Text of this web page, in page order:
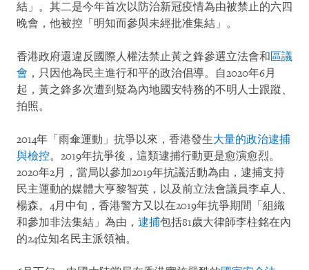
結」。其二是今年首次以防治新冠疫情為由被禁止的六四
晚會，他被控「明知而參與未經批准集結」。
香港政府還違反國際人權法禁止黃之鋒參選立法會和區議
會 ，只因他為民主進行和平的政治倡導。自2020年6月
起，黃之鋒多次遭到疑為內地國安特務的不明人士跟蹤、
拍照。
2014年「雨傘運動」抗爭以來，香港發生大量的政治逮捕
與檢控。2019年抗爭後，這類逮捕行動更是愈演愈烈。
2020年2月，當局以參加2019年抗議活動為由，逮捕支持
民主運動的媒體大亨黎智英，以及前立法會議員李卓人、
楊森。4月中旬，香港警方又以在2019年抗爭期間「組織
和參加非法集結」為由， 逮捕包括81歲大律師李柱銘在內
的24位知名民主派領袖。